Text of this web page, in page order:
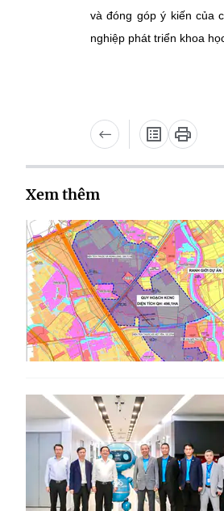
và đóng góp ý kiến của
nghiệp phát triển khoa
Xem thêm